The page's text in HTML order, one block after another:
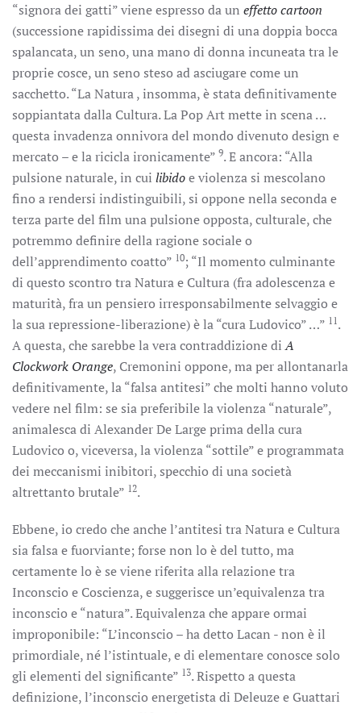
“signora dei gatti” viene espresso da un effetto cartoon
(successione rapidissima dei disegni di una doppia bocca
spalancata, un seno, una mano di donna incuneata tra le
proprie cosce, un seno steso ad asciugare come un
sacchetto. “La Natura , insomma, è stata definitivamente
soppiantata dalla Cultura. La Pop Art mette in scena …
questa invadenza onnivora del mondo divenuto design e
mercato – e la ricicla ironicamente” 9. E ancora: “Alla
pulsione naturale, in cui libidoe violenza si mescolano
fino a rendersi indistinguibili, si oppone nella seconda e
terza parte del film una pulsione opposta, culturale, che
potremmo definire della ragione sociale o
dell’apprendimento coatto” 10; “Il momento culminante
di questo scontro tra Natura e Cultura (fra adolescenza e
maturità, fra un pensiero irresponsabilmente selvaggio e
la sua repressione-liberazione) è la “cura Ludovico” …” 11.
A questa, che sarebbe la vera contraddizione diA
Clockwork Orange, Cremonini oppone, ma per allontanarla
definitivamente, la “falsa antitesi” che molti hanno voluto
vedere nel film: se sia preferibile la violenza “naturale”,
animalesca di Alexander De Large prima della cura
Ludovico o, viceversa, la violenza “sottile” e programmata
dei meccanismi inibitori, specchio di una società
altrettanto brutale” 12.
Ebbene, io credo che anche l’antitesi tra Natura e Cultura
sia falsa e fuorviante; forse non lo è del tutto, ma
certamente lo è se viene riferita alla relazione tra
Inconscio e Coscienza, e suggerisce un’equivalenza tra
inconscio e “natura”. Equivalenza che appare ormai
improponibile: “L’inconscio – ha detto Lacan - non è il
primordiale, né l’istintuale, e di elementare conosce solo
gli elementi del significante” 13. Rispetto a questa
definizione, l’inconscio energetista di Deleuze e Guattari